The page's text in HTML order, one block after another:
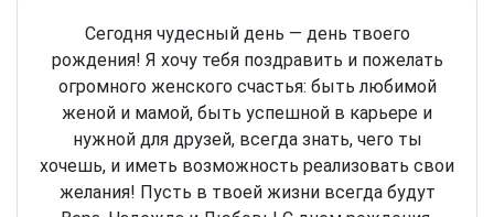
Сегодня чудесный день — день твоего
рождения! Я хочу тебя поздравить и пожелать
огромного женского счастья: быть любимой
женой и мамой, быть успешной в карьере и
нужной для друзей, всегда знать, чего ты
хочешь, и иметь возможность реализовать свои
желания! Пусть в твоей жизни всегда будут